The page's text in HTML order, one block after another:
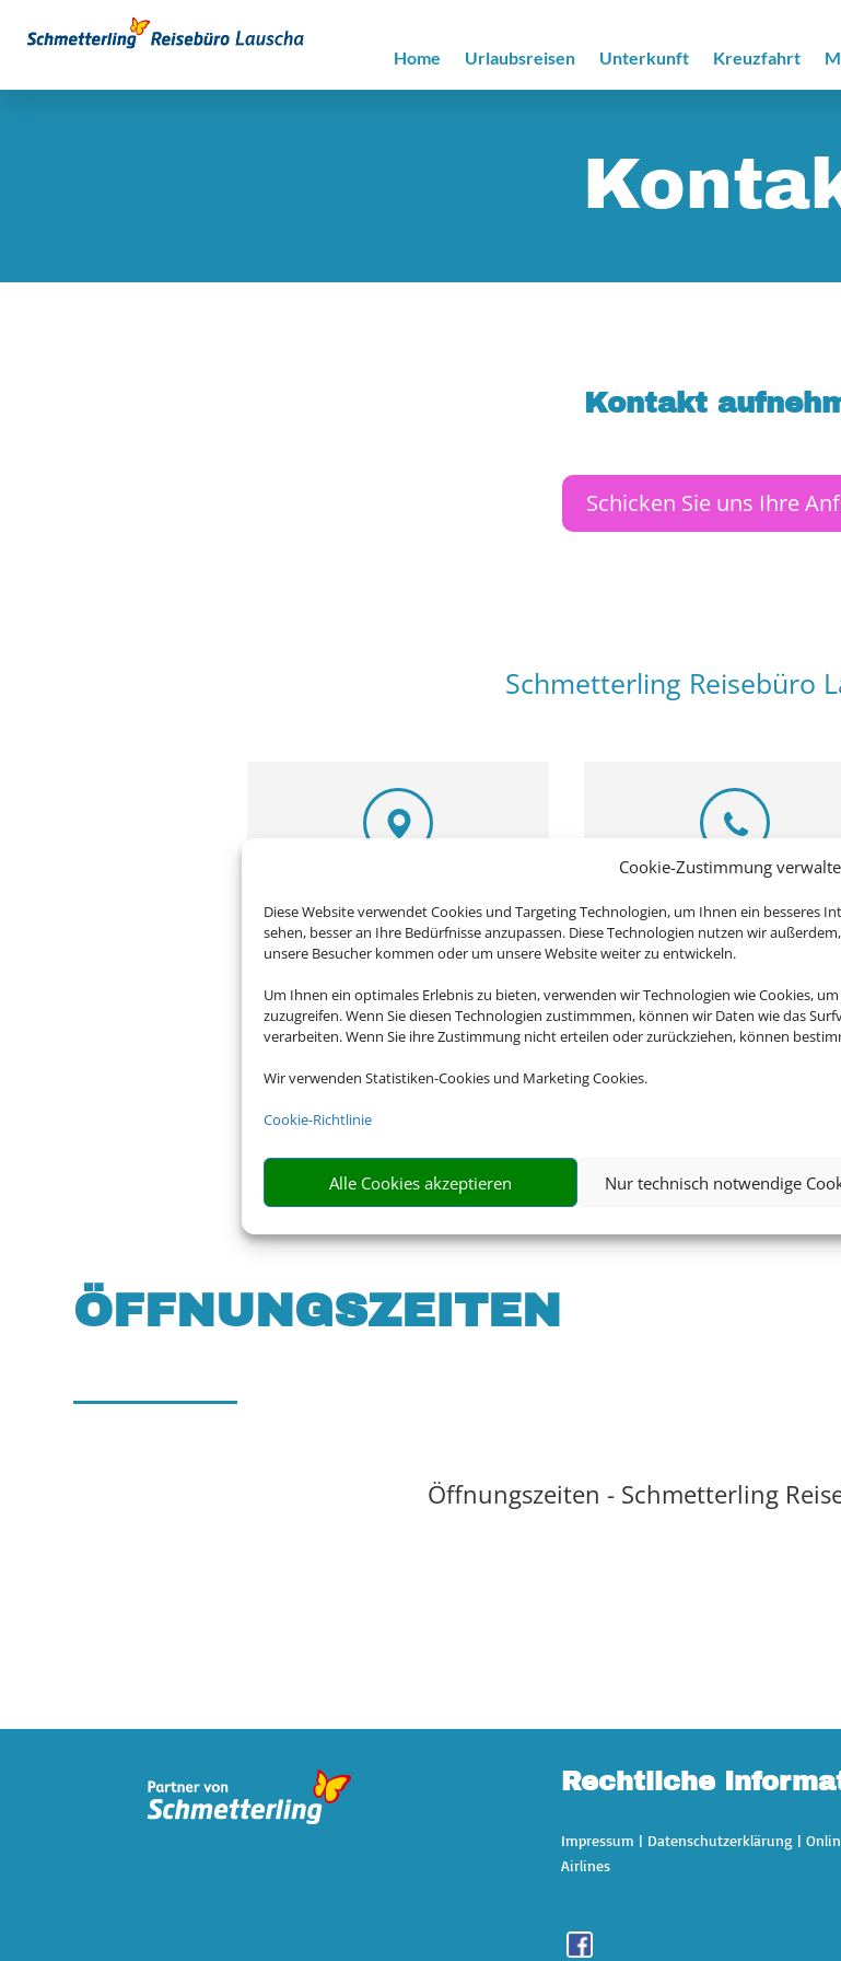
Cookie-Zustimmung
Diese Website verwendet Cookies und Targeting Technologien, um Ihnen ein besseres
sehen, besser an Ihre Bedürfnisse anzupassen. Diese Technologien nutzen wir
unsere Besucher kommen oder um unsere Website weiter zu entwickeln.
Um Ihnen ein optimales Erlebnis zu bieten, verwenden wir Technologien wie Cookies,
zuzugreifen. Wenn Sie diesen Technologien zustimmmen, können wir Daten wie das
verarbeiten. Wenn Sie ihre Zustimmung nicht erteilen oder zurückziehen, können
Wir verwenden Statistiken-Cookies und Marketing Cookies.
Cookie-Richtlinie
Alle Cookies akzeptieren Nur technisch notwendige
Home Urlaubsreisen Unterkunft Kreuzfahrt
Kontakt
Schicken Sie uns Ihre
Schmetterling Reisebüro
Schmetterling Reisebüro Lauscha
e.K.
D-98724 Lauscha
036702 20511
ÖFFNUNGS­ZEITEN
Öffnungszeiten - Schmetterling
Rechtliche
Impressum | Datenschutzerklärung |
Airlines